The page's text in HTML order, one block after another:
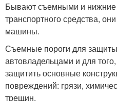
Бывают съемными и нижние
транспортного средства,
машины.
Съемные пороги для
автовладельцами и для
защитить основные
повреждений: грязи,
трещин.